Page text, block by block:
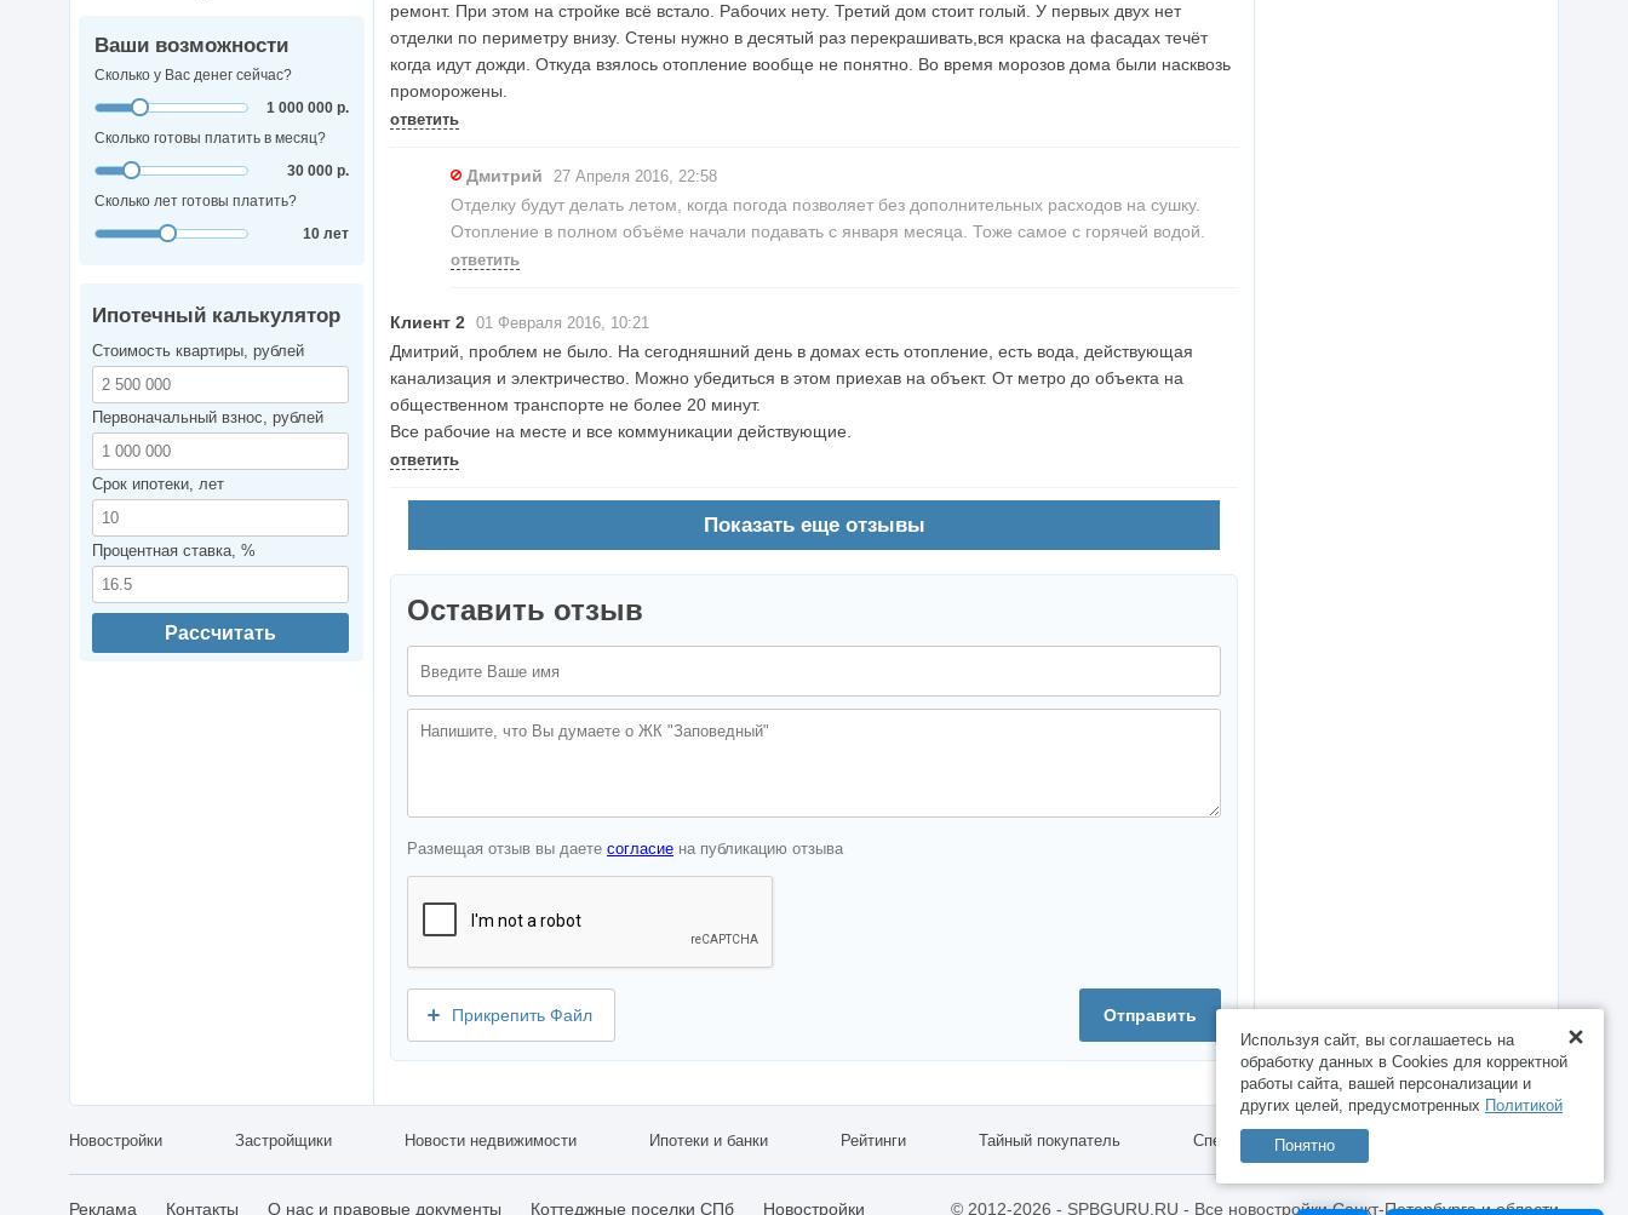
ремонт. При этом на стройке всё встало. Рабочих нету. Третий дом стоит голый. У первых двух нет
отделки по периметру внизу. Стены нужно в десятый раз перекрашивать,вся краска на фасадах течёт
когда идут дожди. Откуда взялось отопление вообще не понятно. Во время морозов дома были насквозь
проморожены.
ответить
Дмитрий 27 Апреля 2016, 22:58
Отделку будут делать летом, когда погода позволяет без дополнительных расходов на сушку.
Отопление в полном объёме начали подавать с января месяца. Тоже самое с горячей водой.
ответить
Клиент 2 01 Февраля 2016, 10:21
Дмитрий, проблем не было. На сегодняшний день в домах есть отопление, есть вода, действующая
канализация и электричество. Можно убедиться в этом приехав на объект. От метро до объекта на
общественном транспорте не более 20 минут.
Все рабочие на месте и все коммуникации действующие.
ответить
Показать еще отзывы
Оставить отзыв
Размещая отзыв вы даете согласие на публикацию отзыва
Отправить
Прикрепить Файл
Ваши возможности
Сколько у Вас денег сейчас?
1 000 000 р.
Сколько готовы платить в месяц?
30 000 р.
Сколько лет готовы платить?
10 лет
Ипотечный калькулятор
Стоимость квартиры, рублей
Первоначальный взнос, рублей
Срок ипотеки, лет
Процентная ставка, %
Рассчитать
Используя сайт, вы соглашаетесь на
обработку данных в Cookies для корректной
работы сайта, вашей персонализации и
других целей, предусмотренных Политикой
Понятно
Новостройки Застройщики Новости недвижимости Ипотеки и банки Рейтинги Тайный покупатель Спецпредложения
© 2012-2026 - SPBGURU.RU - Все новостройки Санкт-Петербурга и области
Реклама Контакты О нас и правовые документы Коттеджные поселки СПб Новостройки